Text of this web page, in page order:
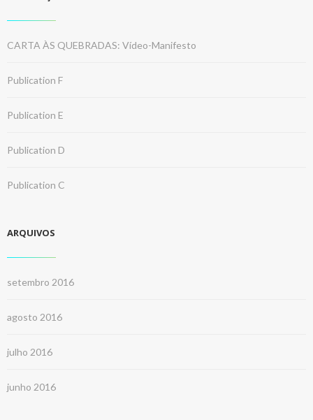
CARTA ÀS QUEBRADAS: Vídeo-Manifesto
Publication F
Publication E
Publication D
Publication C
ARQUIVOS
setembro 2016
agosto 2016
julho 2016
junho 2016